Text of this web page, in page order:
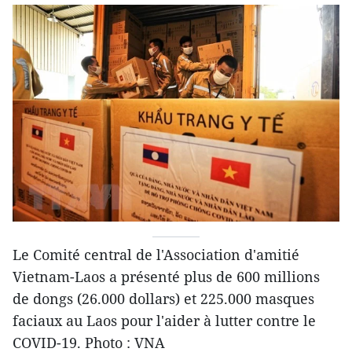
Le Comité central de l'Association d'amitié
Vietnam-Laos a présenté plus de 600 millions
de dongs (26.000 dollars) et 225.000 masques
faciaux au Laos pour l'aider à lutter contre le
COVID-19. Photo : VNA